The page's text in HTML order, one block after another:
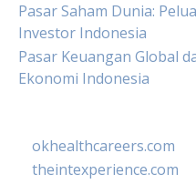
Pasar Saham Dunia:
Investor Indonesia
Pasar Keuangan Global
Ekonomi Indonesia
okhealthcareers.com
theintexperience.com